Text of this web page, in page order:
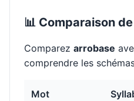
📊 Comparaison
Comparez arrobase
comprendre les
Mot